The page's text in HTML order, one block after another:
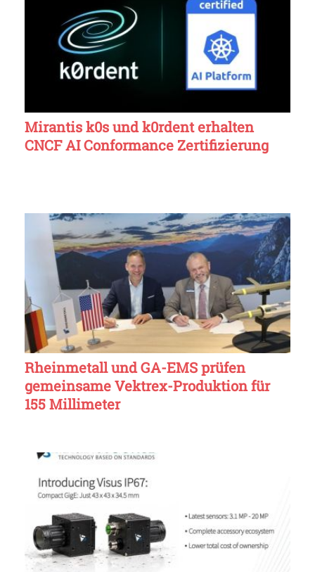
Mirantis k0s und k0rdent erhalten
CNCF AI Conformance Zertifizierung
Rheinmetall und GA-EMS prüfen
gemeinsame Vektrex-Produktion für
155 Millimeter